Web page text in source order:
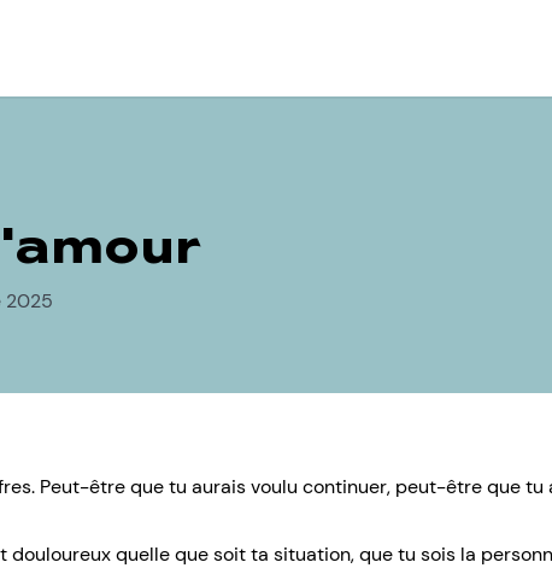
2025
Peut-être que tu aurais voulu continuer, peut-être que tu
douloureux quelle que soit ta situation, que tu sois la